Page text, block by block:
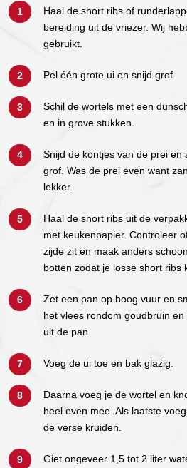
Haal de short ribs of
bereiding uit de vriezer. Wij
gebruikt.
Pel één grote ui en snijd grof.
Schil de wortels met een
en in grove stukken.
Snijd de kontjes van de prei en
grof. Was de prei even want
lekker.
Haal de short ribs uit de
met keukenpapier. Controleer
zijde zit en maak anders
botten zodat je losse short ribs
Zet een pan op hoog vuur en
het vlees rondom goudbruin
uit de pan.
Voeg de ui toe en bak glazig.
Daarna voeg je de wortel en
heel even mee. Als laatste
de verse kruiden.
Giet ongeveer 1,5 tot 2 liter